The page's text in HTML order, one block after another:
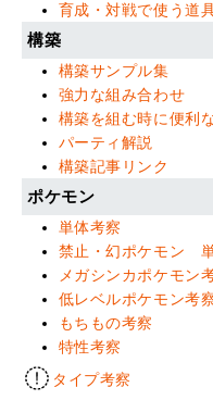
育成・対戦で使う道
構築
構築サンプル集
強力な組み合わせ
構築を組む時に便利
パーティ解説
構築記事リンク
ポケモン
単体考察
禁止・幻ポケモン
メガシンカポケモン
低レベルポケモン考
もちもの考察
特性考察
タイプ考察